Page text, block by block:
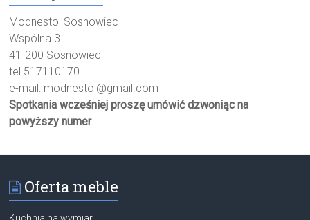
Modnestol Sosnowiec
Wspólna 3
41-200 Sosnowiec
tel 517110170
e-mail: modnestol@gmail.com
Spotkania wcześniej proszę umówić dzwoniąc na
powyższy numer
Oferta meble